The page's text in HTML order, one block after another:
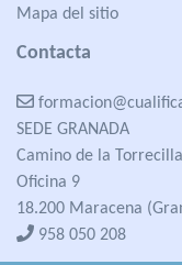
Mapa del sitio
Contacta
SEDE GRANADA
Camino de la Torrecilla
Oficina 9
18.200 Maracena
958 050 208